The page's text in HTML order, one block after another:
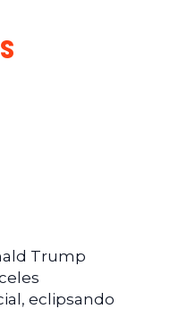
Guía
TradingTrump
eclipsando